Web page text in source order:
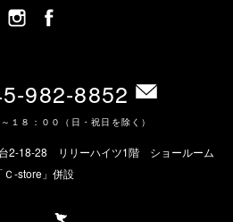
982-8852
１８：００（日・祝日を除く）
2-18-28 リリーハイツ1階 ショールーム
「Ｃ-store」併設